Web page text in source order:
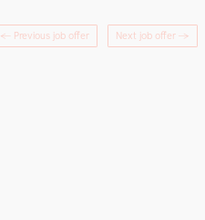
← Previous job offer Next job offer →